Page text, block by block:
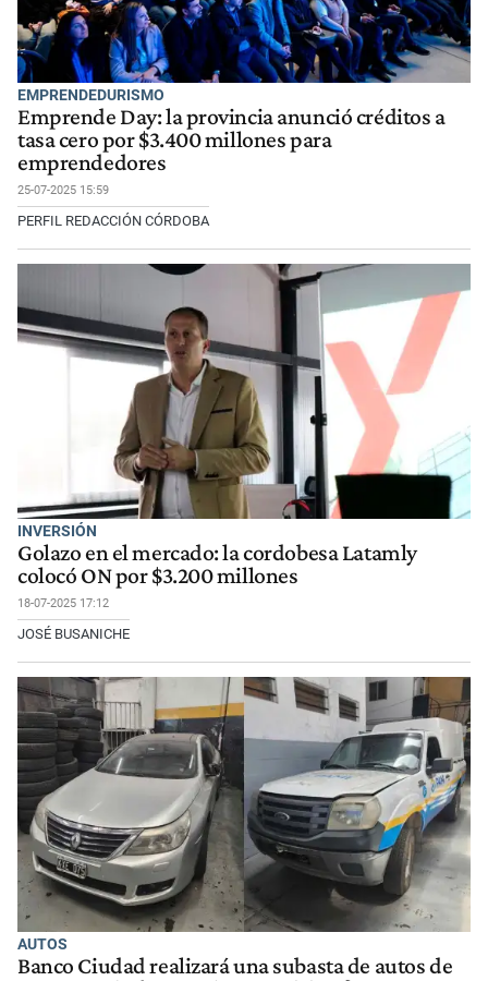
EMPRENDEDURISMO
Emprende Day: la provincia anunció créditos a
tasa cero por $3.400 millones para
emprendedores
25-07-2025 15:59
PERFIL REDACCIÓN CÓRDOBA
INVERSIÓN
Golazo en el mercado: la cordobesa Latamly
colocó ON por $3.200 millones
18-07-2025 17:12
JOSÉ BUSANICHE
AUTOS
Banco Ciudad realizará una subasta de autos de